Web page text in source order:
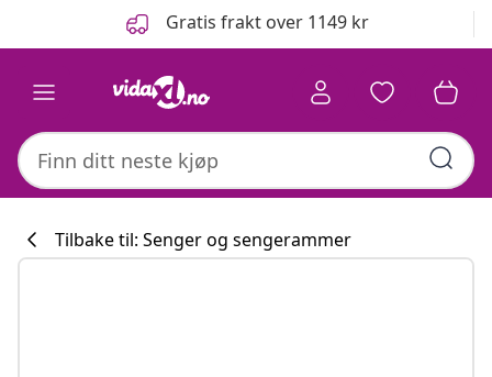
Gratis frakt over 1149 kr
Tilbake til: Senger og sengerammer